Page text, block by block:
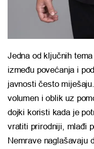
Jedna od ključnih
između povećanja i
javnosti često
volumen i oblik uz
dojki koristi kada je
vratiti prirodniji, mlađi
Nemrave naglašavaju